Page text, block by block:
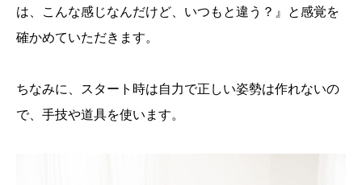
は、こんな感じなんだけど、いつもと違う？』と感覚を
確かめていただきます。
ちなみに、スタート時は自力で正しい姿勢は作れないの
で、手技や道具を使います。